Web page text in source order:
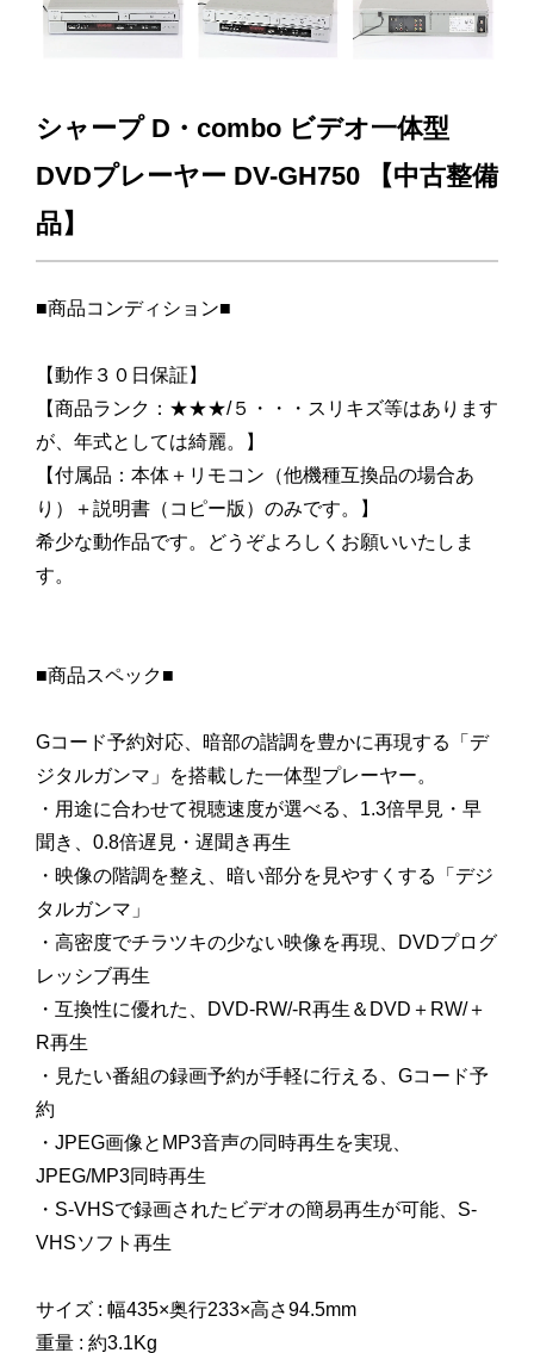
シャープ D・combo ビデオ一体型
DVDプレーヤー DV-GH750 【中古整備
品】
■商品コンディション■
【動作３０日保証】
【商品ランク：★★★/５・・・スリキズ等はあります
が、年式としては綺麗。】
【付属品：本体＋リモコン（他機種互換品の場合あ
り）＋説明書（コピー版）のみです。】
希少な動作品です。どうぞよろしくお願いいたしま
す。
■商品スペック■
Gコード予約対応、暗部の諧調を豊かに再現する「デ
ジタルガンマ」を搭載した一体型プレーヤー。
・用途に合わせて視聴速度が選べる、1.3倍早見・早
聞き、0.8倍遅見・遅聞き再生
・映像の階調を整え、暗い部分を見やすくする「デジ
タルガンマ」
・高密度でチラツキの少ない映像を再現、DVDプログ
レッシブ再生
・互換性に優れた、DVD-RW/-R再生＆DVD＋RW/＋
R再生
・見たい番組の録画予約が手軽に行える、Gコード予
約
・JPEG画像とMP3音声の同時再生を実現、
JPEG/MP3同時再生
・S-VHSで録画されたビデオの簡易再生が可能、S-
VHSソフト再生
サイズ : 幅435×奥行233×高さ94.5mm
重量 : 約3.1Kg